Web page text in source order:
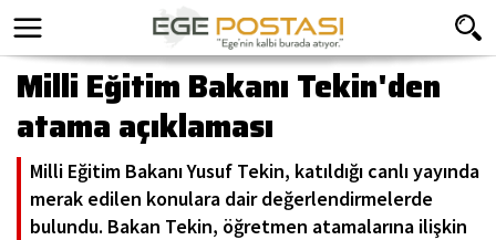
Milli Eğitim Bakanı Tekin'den
atama açıklaması
Milli Eğitim Bakanı Yusuf Tekin, katıldığı canlı yayında
merak edilen konulara dair değerlendirmelerde
bulundu. Bakan Tekin, öğretmen atamalarına ilişkin